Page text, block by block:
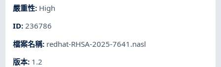
嚴重性: High
ID:236786
檔案名稱: redhat-RHSA-2025-7641.nasl
版本: 1.2